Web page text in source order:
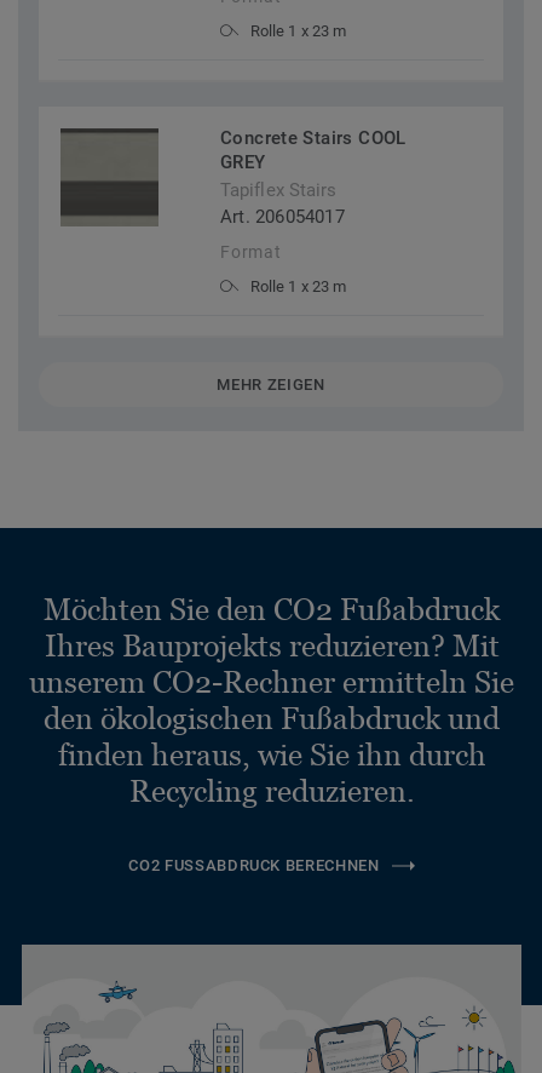
Rolle 1 x 23 m
Concrete Stairs COOL
GREY
Tapiflex Stairs
Art. 206054017
Format
Rolle 1 x 23 m
MEHR ZEIGEN
Möchten Sie den CO2 Fußabdruck
Ihres Bauprojekts reduzieren? Mit
unserem CO2-Rechner ermitteln Sie
den ökologischen Fußabdruck und
finden heraus, wie Sie ihn durch
Recycling reduzieren.
CO2 FUSSABDRUCK BERECHNEN